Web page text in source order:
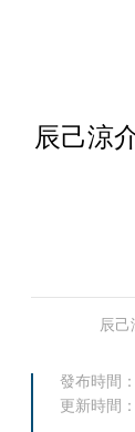
辰己涼
辰己
發布時間：
更新時間：